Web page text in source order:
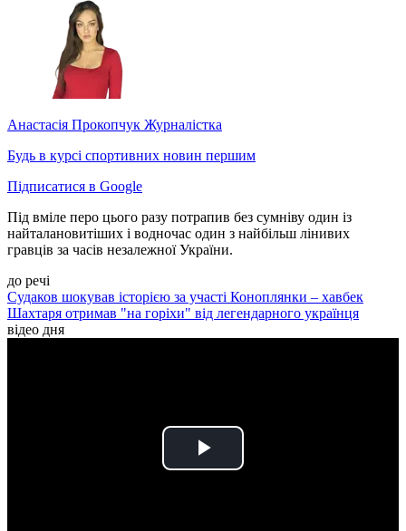
Анастасія Прокопчук Журналістка
Будь в курсі спортивних новин першим
Підписатися в Google
Під вміле перо цього разу потрапив без сумніву один із
найталановитіших і водночас один з найбільш лінивих
гравців за часів незалежної України.
до речі
Судаков шокував історією за участі Коноплянки – хавбек
Шахтаря отримав "на горіхи" від легендарного українця
відео дня
Play